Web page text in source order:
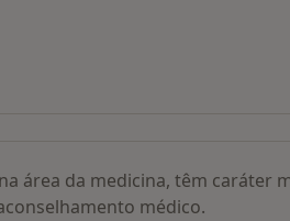
área da medicina, têm caráter
médico.